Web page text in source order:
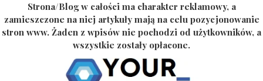
Strona/Blog w całości ma charakter reklamowy, a
zamieszczone na niej artykuły mają na celu pozycjonowanie
stron www. Żaden z wpisów nie pochodzi od użytkowników, a
wszystkie zostały opłacone.